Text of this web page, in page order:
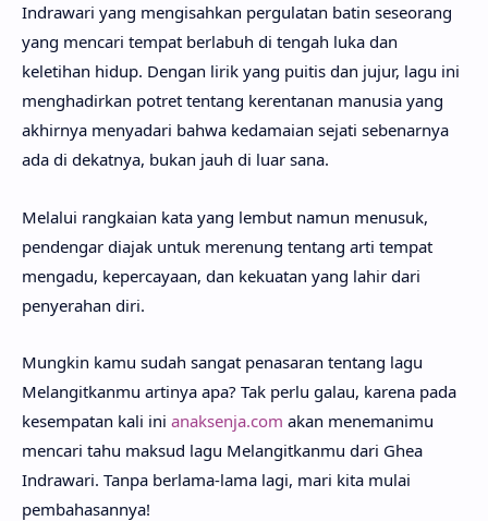
Indrawari yang mengisahkan pergulatan batin seseorang
yang mencari tempat berlabuh di tengah luka dan
keletihan hidup. Dengan lirik yang puitis dan jujur, lagu ini
menghadirkan potret tentang kerentanan manusia yang
akhirnya menyadari bahwa kedamaian sejati sebenarnya
ada di dekatnya, bukan jauh di luar sana.
Melalui rangkaian kata yang lembut namun menusuk,
pendengar diajak untuk merenung tentang arti tempat
mengadu, kepercayaan, dan kekuatan yang lahir dari
penyerahan diri.
Mungkin kamu sudah sangat penasaran tentang lagu
Melangitkanmu artinya apa? Tak perlu galau, karena pada
kesempatan kali ini anaksenja.com akan menemanimu
mencari tahu maksud lagu Melangitkanmu dari Ghea
Indrawari. Tanpa berlama-lama lagi, mari kita mulai
pembahasannya!